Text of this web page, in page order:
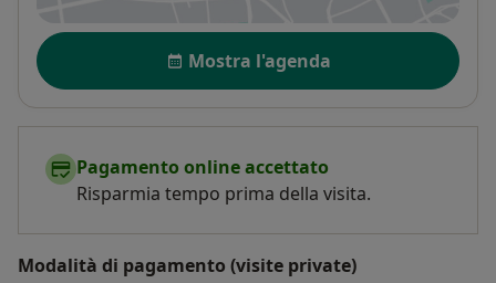
Disponibilità
Mostra l'agenda
Pagamento online accettato
Risparmia tempo prima della visita.
Modalità di pagamento (visite private)